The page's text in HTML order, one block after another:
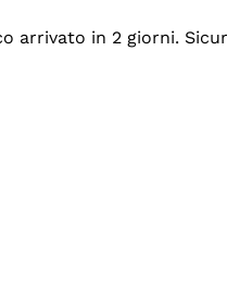
arrivato in 2 giorni.